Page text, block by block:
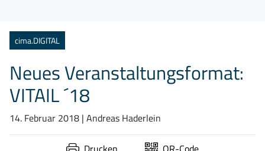
Kategorien
cima.DIGITAL
Neues Veranstaltungsformat:
VITAIL ´18
14. Februar 2018 | Andreas Haderlein